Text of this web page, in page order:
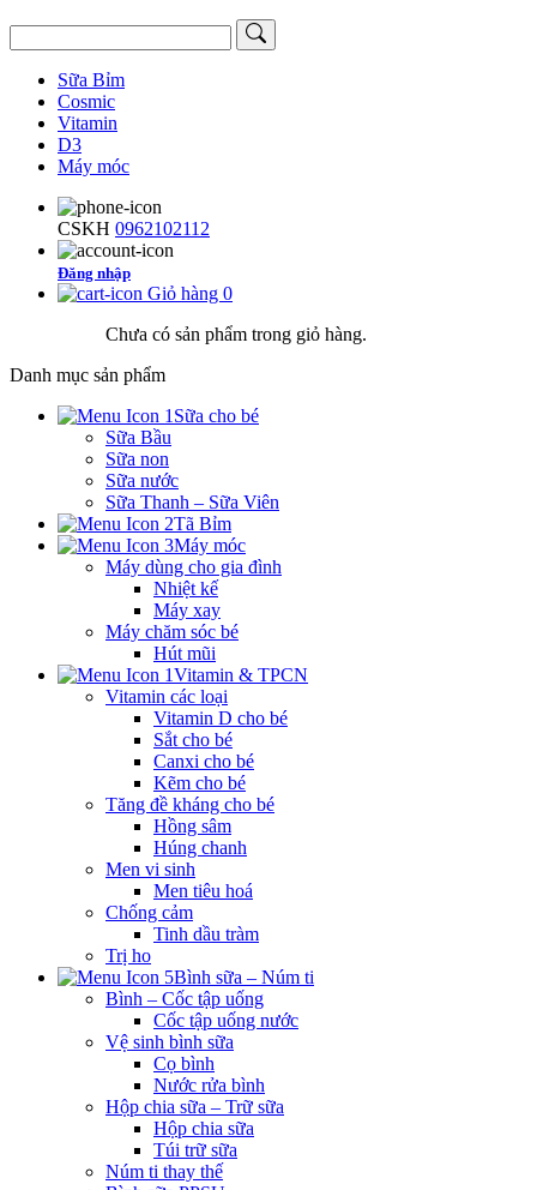
Sữa Bỉm
Cosmic
Vitamin
D3
Máy móc
CSKH 0962102112
Đăng nhập
Giỏ hàng 0
Chưa có sản phẩm trong giỏ hàng.
Danh mục sản phẩm
Sữa cho bé
Sữa Bầu
Sữa non
Sữa nước
Sữa Thanh – Sữa Viên
Tã Bỉm
Máy móc
Máy dùng cho gia đình
Nhiệt kế
Máy xay
Máy chăm sóc bé
Hút mũi
Vitamin & TPCN
Vitamin các loại
Vitamin D cho bé
Sắt cho bé
Canxi cho bé
Kẽm cho bé
Tăng đề kháng cho bé
Hồng sâm
Húng chanh
Men vi sinh
Men tiêu hoá
Chống cảm
Tinh dầu tràm
Trị ho
Bình sữa – Núm ti
Bình – Cốc tập uống
Cốc tập uống nước
Vệ sinh bình sữa
Cọ bình
Nước rửa bình
Hộp chia sữa – Trữ sữa
Hộp chia sữa
Túi trữ sữa
Núm ti thay thế